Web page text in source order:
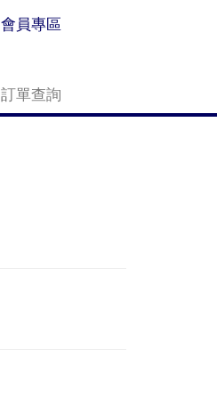
會員專區
訂單查詢